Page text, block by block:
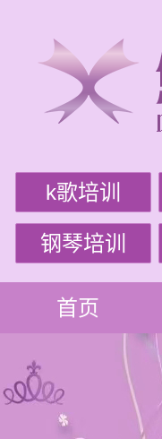
k歌培训
钢琴培训
首页